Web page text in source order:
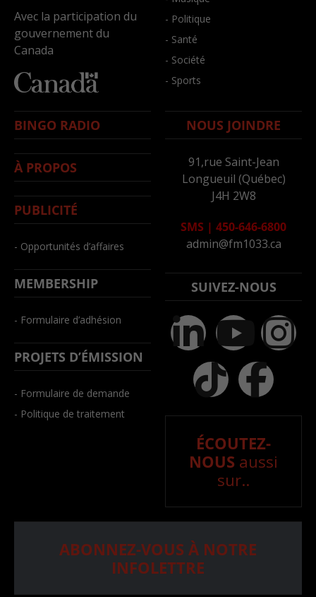
Avec la participation du
gouvernement du
Canada
- Politique
- Santé
- Société
- Sports
BINGO RADIO
À PROPOS
PUBLICITÉ
- Opportunités d’affaires
MEMBERSHIP
- Formulaire d’adhésion
PROJETS D’ÉMISSION
- Formulaire de demande
- Politique de traitement
NOUS JOINDRE
91,rue Saint-Jean
Longueuil (Québec)
J4H 2W8
SMS | 450-646-6800
admin@fm1033.ca
SUIVEZ-NOUS
ÉCOUTEZ-
NOUS aussi
sur..
ABONNEZ-VOUS À NOTRE
INFOLETTRE